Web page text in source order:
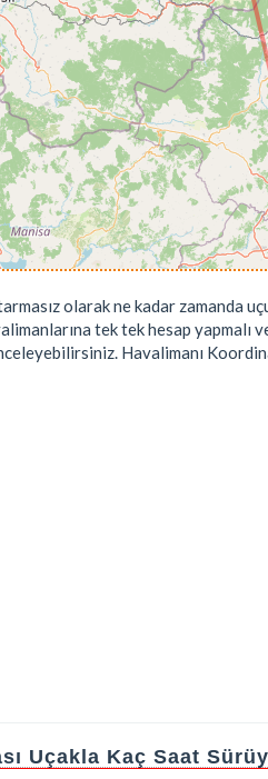
olarak ne kadar zamanda
tek tek hesap
Havalimanı
Uçakla Kaç Saat